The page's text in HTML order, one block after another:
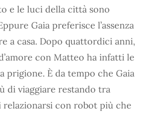
e le luci della città sono
Gaia preferisce l’assenza
a casa. Dopo quattordici anni,
con Matteo ha infatti le
prigione. È da tempo che Gaia
di viaggiare restando tra
con robot più che